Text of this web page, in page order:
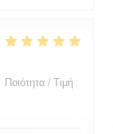
Ποιότητα / Τιμή :